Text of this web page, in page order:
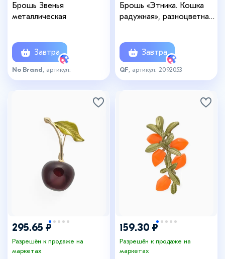
Брошь Звенья
металлическая
Завтра
No Brand , артикул:
О-1847412932
Брошь «Этника. Кошка
радужная», разноцветная
Завтра
QF , артикул: 2092053
295.65 ₽
Разрешён к продаже на
маркетах
159.30 ₽
Разрешён к продаже на
маркетах